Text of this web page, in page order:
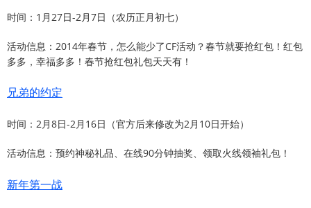
时间：1月27日-2月7日（农历正月初七）
活动信息：2014年春节，怎么能少了CF活动？春节就要抢红包！红包
多多，幸福多多！春节抢红包礼包天天有！
兄弟的约定
时间：2月8日-2月16日（官方后来修改为2月10日开始）
活动信息：预约神秘礼品、在线90分钟抽奖、领取火线领袖礼包！
新年第一战